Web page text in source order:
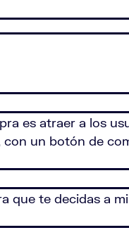
es atraer a los
con un botón de
que te decidas a